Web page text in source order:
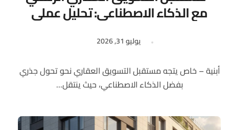
مع الذكاء الاصطناعي: تحليل عملي
للتحول القادم
يوليو 31, 2026
أبنية – خاص يتجه مستقبل التسويق العقاري نحو تحول جذري
بفضل الذكاء الاصطناعي، حيث ينتقل...